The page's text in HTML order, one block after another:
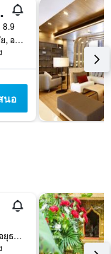
ยา
8.9
168 หมู่ 1 ถ.โรจนะ อ.อุทัย, อยุธยา, อยุธยา, ประเทศไทย
นอ
1/8 Thanon Rochana, อยุธยา, ประเทศไทย